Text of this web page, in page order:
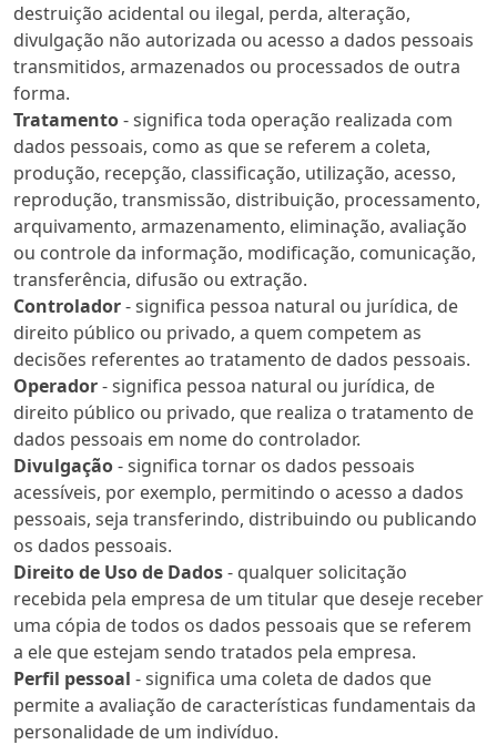
destruição acidental ou ilegal, perda, alteração,
divulgação não autorizada ou acesso a dados pessoais
transmitidos, armazenados ou processados de outra
forma.
Tratamento- significa toda operação realizada com
dados pessoais, como as que se referem a coleta,
produção, recepção, classificação, utilização, acesso,
reprodução, transmissão, distribuição, processamento,
arquivamento, armazenamento, eliminação, avaliação
ou controle da informação, modificação, comunicação,
transferência, difusão ou extração.
Controlador- significa pessoa natural ou jurídica, de
direito público ou privado, a quem competem as
decisões referentes ao tratamento de dados pessoais.
Operador- significa pessoa natural ou jurídica, de
direito público ou privado, que realiza o tratamento de
dados pessoais em nome do controlador.
Divulgação- significa tornar os dados pessoais
acessíveis, por exemplo, permitindo o acesso a dados
pessoais, seja transferindo, distribuindo ou publicando
os dados pessoais.
Direito de Uso de Dados- qualquer solicitação
recebida pela empresa de um titular que deseje receber
uma cópia de todos os dados pessoais que se referem
a ele que estejam sendo tratados pela empresa.
Perfil pessoal - significa uma coleta de dados que
permite a avaliação de características fundamentais da
personalidade de um indivíduo.